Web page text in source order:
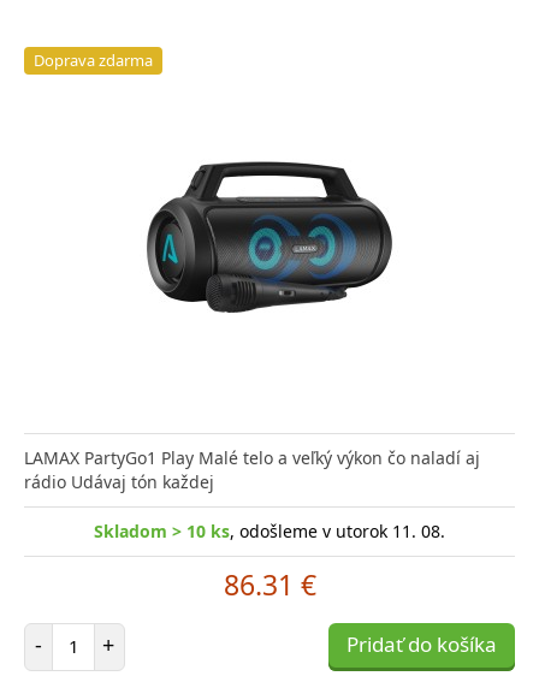
Doprava zdarma
LAMAX PartyGo1 Play Malé telo a veľký výkon čo naladí aj
rádio Udávaj tón každej
Skladom > 10 ks, odošleme v utorok 11. 08.
86.31 €
- Počet položiek
+ Pridať do košíka